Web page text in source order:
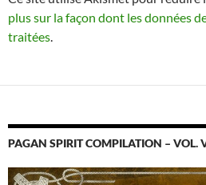
plus sur la façon dont les données
traitées.
PAGAN SPIRIT COMPILATION – VOL.